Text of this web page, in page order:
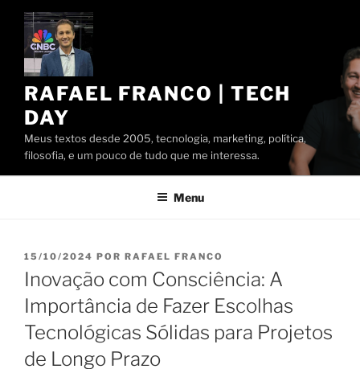
Pular
conteúdo
RAFAEL FRANCO | TECH
DAY
Meus textos desde 2005, tecnologia, marketing, política,
filosofia, e um pouco de tudo que me interessa.
Menu
PUBLICADO
EM
15/10/2024 POR RAFAEL FRANCO
Inovação com Consciência: A
Importância de Fazer Escolhas
Tecnológicas Sólidas para Projetos
de Longo Prazo